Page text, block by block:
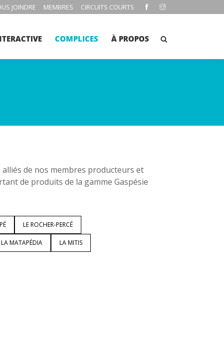
JOINDRE MEMBRES CIRCUITS COURTS
COMPLICES À PROPOS
de nos membres producteurs et
de produits de la gamme Gaspésie
LE ROCHER-PERCÉ
LA MATAPÉDIA LA MITIS